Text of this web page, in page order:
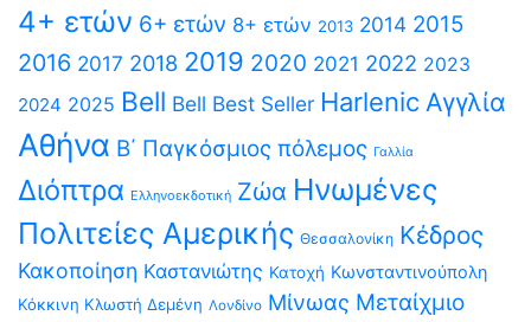
4+ ετών 6+ ετών 8+ ετών 2013 2014 2015
2016 2017 2018 2019 2020 2021 2022 2023
2024 2025 Bell Bell Best Seller Harlenic Αγγλία
Αθήνα Β΄ Παγκόσμιος πόλεμος Γαλλία
Διόπτρα Ελληνοεκδοτική Ζώα Ηνωμένες
Πολιτείες Αμερικής Θεσσαλονίκη Κέδρος
Κακοποίηση Καστανιώτης Κατοχή Κωνσταντινούπολη
Κόκκινη Κλωστή Δεμένη Λονδίνο Μίνωας Μεταίχμιο